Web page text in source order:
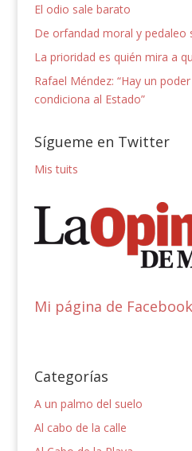
El odio sale barato
De orfandad moral y pedaleo
La prioridad es quién mira a
Rafael Méndez: “Hay un
condiciona al Estado”
Sígueme en Twitter
Mis tuits
Mi página de Facebook
Categorías
A un palmo del suelo
Al cabo de la calle